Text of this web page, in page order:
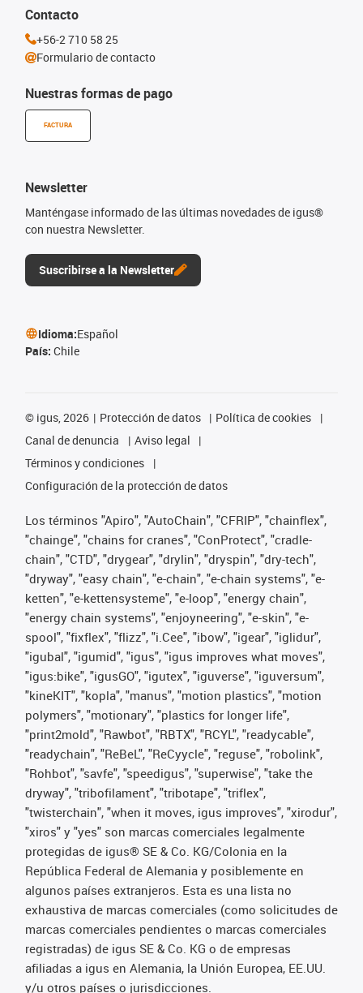
Nuestras formas de pago
FACTURA
Newsletter
Manténgase informado de las últimas novedades de igus®
con nuestra Newsletter.
Suscribirse a la Newsletter
Contacto
+56-2 710 58 25
Formulario de contacto
Idioma:Español
País: Chile
© igus, 2026 Protección de datos
Política de cookies
Canal de denuncia
Aviso legal
Términos y condiciones
Configuración de la protección de datos
Los términos "Apiro", "AutoChain", "CFRIP", "chainflex",
"chainge", "chains for cranes", "ConProtect", "cradle-
chain", "CTD", "drygear", "drylin", "dryspin", "dry-tech",
"dryway", "easy chain", "e-chain", "e-chain systems", "e-
ketten", "e-kettensysteme", "e-loop", "energy chain",
"energy chain systems", "enjoyneering", "e-skin", "e-
spool", "fixflex", "flizz", "i.Cee", "ibow", "igear", "iglidur",
"igubal", "igumid", "igus", "igus improves what moves",
"igus:bike", "igusGO", "igutex", "iguverse", "iguversum",
"kineKIT", "kopla", "manus", "motion plastics", "motion
polymers", "motionary", "plastics for longer life",
"print2mold", "Rawbot", "RBTX", "RCYL", "readycable",
"readychain", "ReBeL", "ReCyycle", "reguse", "robolink",
"Rohbot", "savfe", "speedigus", "superwise", "take the
dryway", "tribofilament", "tribotape", "triflex",
"twisterchain", "when it moves, igus improves", "xirodur",
"xiros" y "yes" son marcas comerciales legalmente
protegidas de igus® SE & Co. KG/Colonia en la
República Federal de Alemania y posiblemente en
algunos países extranjeros. Esta es una lista no
exhaustiva de marcas comerciales (como solicitudes de
marcas comerciales pendientes o marcas comerciales
registradas) de igus SE & Co. KG o de empresas
afiliadas a igus en Alemania, la Unión Europea, EE.UU.
y/u otros países o jurisdicciones.